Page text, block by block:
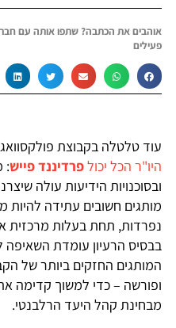
אוהבים את הכתבה? שתפו אותה עם
פעילים
עוד טלטלה בקבוצת
היו"ר הכל יכולפרדיננד פייש:
ובסוכנויות הידיעות עולה
מותגים חשובים עתידה
נפרדות, תחת בעלות מרכזית
בבסיס הרעיון עומדת
המותגים החזקים ביותר של
ופורשה – כדי למשוך קדימה
מבחינת קהל היעד הרלבנטי.